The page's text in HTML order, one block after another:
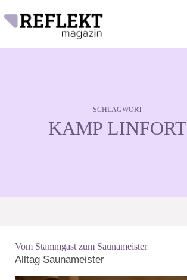
Inhalt
springen
SCHLAGWORT
KAMP LINFORT
Vom Stammgast zum Saunameister
Alltag Saunameister